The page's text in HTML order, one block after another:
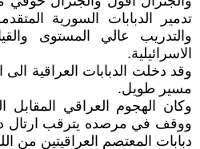
تدمير الدبابات السورية
والتدريب عالي المستوى
الاسرائيلية.
وقد دخلت الدبابات العراقية
مسير طويل.
وكان الهجوم العراقي المقابل
ووقف في مرصده يترقب ارتال
دبابات المعتصم العراقيتين من اللواء 12